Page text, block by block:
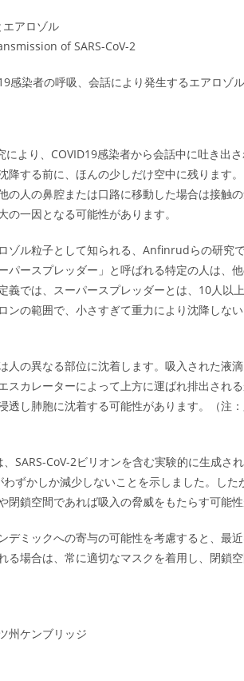
エアロゾル
of SARS-CoV-2
感染者の呼吸、会話により発生するエアロゾ
より、COVID19感染者から会話中に吐き出
降する前に、ほんの少しだけ空中に残ります
の人の鼻腔または口路に移動した場合は接触
一因となる可能性があります。
ゾル粒子として知られる、Anfinrudらの研究
パースプレッダー」と呼ばれる特定の人は、
義では、スーパースプレッダーとは、10人以
ンの範囲で、小さすぎて重力により沈降しな
人の異なる部位に沈着します。吸入された液
スカレーターによって上方に運ばれ排出され
透し肺胞に沈着する可能性があります。（注
SARS-CoV-2ビリオンを含む実験的に生成
ずかしか減少しないことを示しました。し
鎖空間であれば吸入の脅威をもたらす可能性
デミックへの寄与の可能性を考慮すると、最
る場合は、常に適切なマスクを着用し、閉鎖
州ケンブリッジ